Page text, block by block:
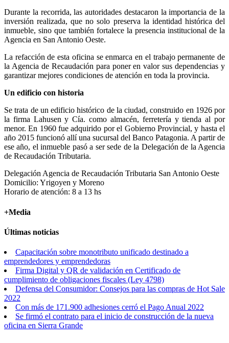
Durante la recorrida, las autoridades destacaron la importancia de la
inversión realizada, que no solo preserva la identidad histórica del
inmueble, sino que también fortalece la presencia institucional de la
Agencia en San Antonio Oeste.
La refacción de esta oficina se enmarca en el trabajo permanente de
la Agencia de Recaudación para poner en valor sus dependencias y
garantizar mejores condiciones de atención en toda la provincia.
Un edificio con historia
Se trata de un edificio histórico de la ciudad, construido en 1926 por
la firma Lahusen y Cía. como almacén, ferretería y tienda al por
menor. En 1960 fue adquirido por el Gobierno Provincial, y hasta el
año 2015 funcionó allí una sucursal del Banco Patagonia. A partir de
ese año, el inmueble pasó a ser sede de la Delegación de la Agencia
de Recaudación Tributaria.
Delegación Agencia de Recaudación Tributaria San Antonio Oeste
Domicilio: Yrigoyen y Moreno
Horario de atención: 8 a 13 hs
+Media
Últimas noticias
Capacitación sobre monotributo unificado destinado a
emprendedores y emprendedoras
Firma Digital y QR de validación en Certificado de
cumplimiento de obligaciones fiscales (Ley 4798)
Defensa del Consumidor: Consejos para las compras de Hot Sale
2022
Con más de 171.900 adhesiones cerró el Pago Anual 2022
Se firmó el contrato para el inicio de construcción de la nueva
oficina en Sierra Grande